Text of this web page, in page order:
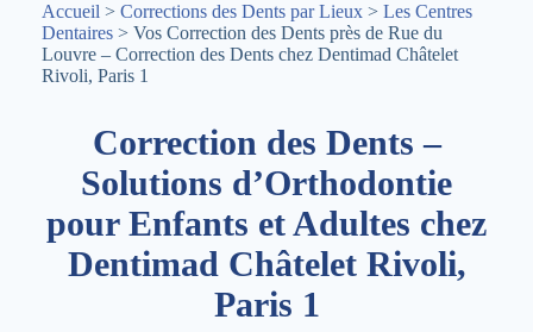
Accueil > Corrections des Dents par Lieux > Les Centres
Dentaires > Vos Correction des Dents près de Rue du
Louvre – Correction des Dents chez Dentimad Châtelet
Rivoli, Paris 1
Correction des Dents –
Solutions d’Orthodontie
pour Enfants et Adultes chez
Dentimad Châtelet Rivoli,
Paris 1